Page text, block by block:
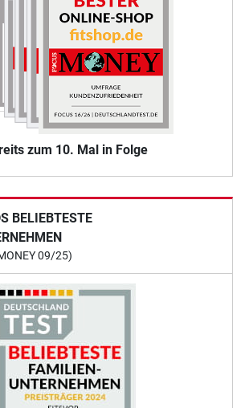
zum 10. Mal in Folge
BELIEBTESTE
09/25)